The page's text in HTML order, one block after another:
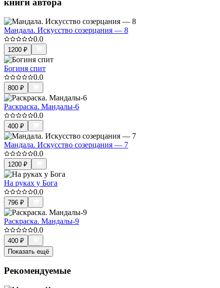
книги автора
Мандала. Искусство созерцания — 8
0.0
1200 ₽
Богиня спит
0.0
800 ₽
Раскраска. Мандалы-6
0.0
400 ₽
Мандала. Искусство созерцания — 7
0.0
1200 ₽
На руках у Бога
0.0
796 ₽
Раскраска. Мандалы-9
0.0
400 ₽
Показать ещё
Рекомендуемые